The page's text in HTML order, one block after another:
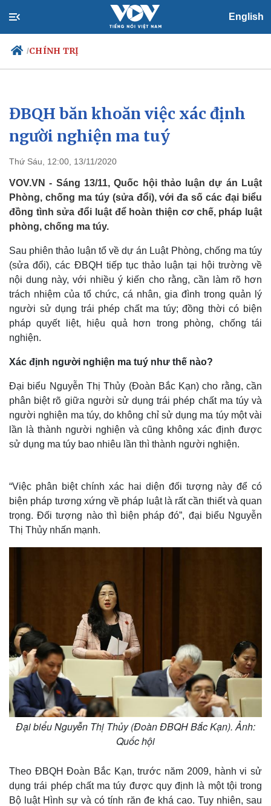
English
/CHÍNH TRỊ
Chính trị
Tổ chức nhân sự
Nhận diện sự thật
Xã hội
Tin 24h
Dự báo thời tiết
Việc làm
Biển đảo
ĐBQH băn khoăn việc xác định
người nghiện ma tuý
Thứ Sáu, 12:00, 13/11/2020
VOV.VN - Sáng 13/11, Quốc hội thảo luận dự án Luật
Phòng, chống ma túy (sửa đổi), với đa số các đại biểu
đồng tình sửa đổi luật để hoàn thiện cơ chế, pháp luật
phòng, chống ma túy.
Sau phiên thảo luận tổ về dự án Luật Phòng, chống ma túy
(sửa đổi), các ĐBQH tiếp tục thảo luận tại hội trường về
nội dung này, với nhiều ý kiến cho rằng, cần làm rõ hơn
trách nhiệm của tổ chức, cá nhân, gia đình trong quản lý
người sử dụng trái phép chất ma túy; đồng thời có biện
pháp quyết liệt, hiệu quả hơn trong phòng, chống tái
nghiện.
Xác định người nghiện ma tuý như thế nào?
Đại biểu Nguyễn Thị Thủy (Đoàn Bắc Kạn) cho rằng, cần
phân biệt rõ giữa người sử dụng trái phép chất ma túy và
người nghiện ma túy, do không chỉ sử dụng ma túy một vài
lần là thành người nghiện và cũng không xác định được
sử dụng ma túy bao nhiêu lần thì thành người nghiện.
“Việc phân biệt chính xác hai diện đối tượng này để có
biện pháp tương xứng về pháp luật là rất cần thiết và quan
trọng. Đối tượng nào thì biện pháp đó”, đại biểu Nguyễn
Thị Thủy nhấn mạnh.
Đại biểu Nguyễn Thị Thủy (Đoàn ĐBQH Bắc Kạn). Ảnh:
Quốc hội
Theo ĐBQH Đoàn Bắc Kạn, trước năm 2009, hành vi sử
dụng trái phép chất ma túy được quy định là một tội trong
Bộ luật Hình sự và có tính răn đe khá cao. Tuy nhiên, sau